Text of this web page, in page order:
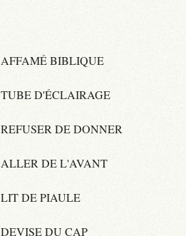
AFFAMÉ BIBLIQUE
TUBE D'ÉCLAIRAGE
REFUSER DE DONNER
ALLER DE L'AVANT
LIT DE PIAULE
DEVISE DU CAP